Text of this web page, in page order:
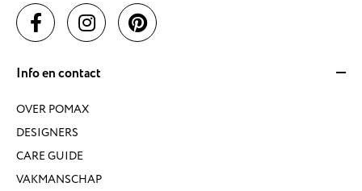
Info en contact
OVER POMAX
DESIGNERS
CARE GUIDE
VAKMANSCHAP